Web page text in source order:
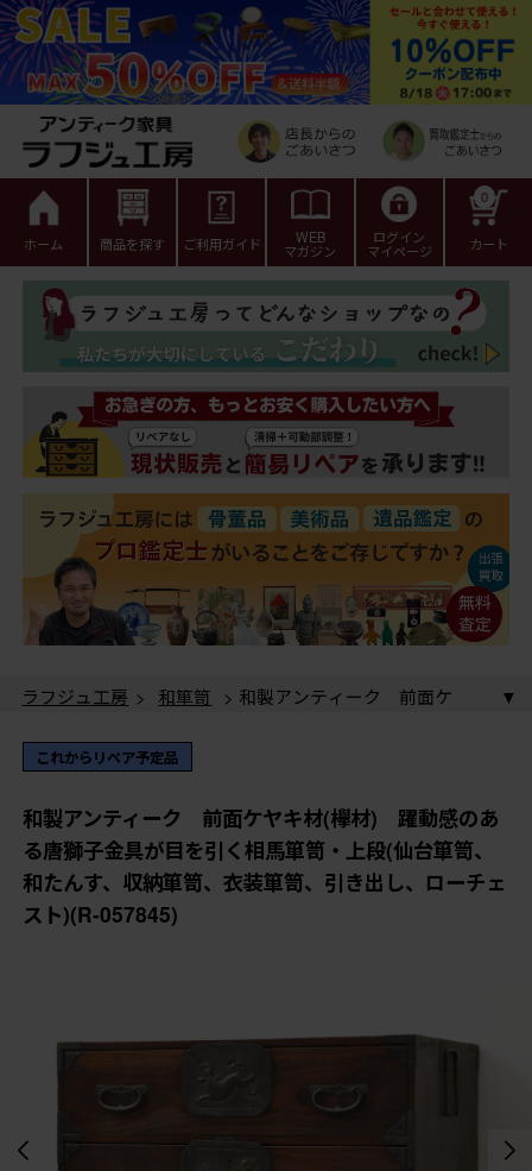
ホーム 商品を探す ご利用ガイド WEB
マガジン
ログイン
マイページ カート
0
ラフジュ工房 > 和箪笥
箪笥・上段(仙台箪笥、和たんす、収納箪笥、衣装箪笥、
引き出し、ローチェスト)(R-057845)
ラフジュ工房 > 和箪笥
ク 前面ケヤキ材(欅材) 躍動感のある唐獅子金具が目
を引く相馬箪笥・上段(仙台箪笥、和たんす、収納箪笥、
衣装箪笥、引き出し、ローチェスト)(R-057845)
ラフジュ工房 民芸家具 > 和製アンティーク 前面
ケヤキ材(欅材) 躍動感のある唐獅子金具が目を引く相
馬箪笥・上段(仙台箪笥、和たんす、収納箪笥、衣装箪
笥、引き出し、ローチェスト)(R-057845)
ラフジュ工房 > 伝統工芸品 > 仙台箪笥 > 和製アンテ
ィーク 前面ケヤキ材(欅材) 躍動感のある唐獅子金具
が目を引く相馬箪笥・上段(仙台箪笥、和たんす、収納箪
これからリペア予定品
和製アンティーク 前面ケヤキ材(欅材) 躍動感のあ
る唐獅子金具が目を引く相馬箪笥・上段(仙台箪笥、
和たんす、収納箪笥、衣装箪笥、引き出し、ローチェ
スト)(R-057845)